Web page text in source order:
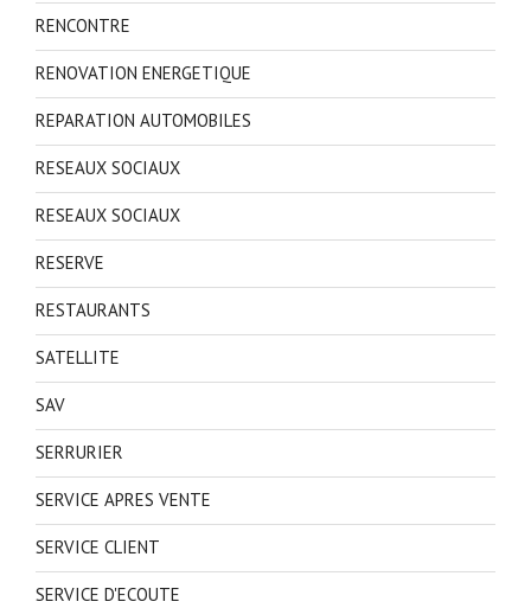
RENCONTRE
RENOVATION ENERGETIQUE
REPARATION AUTOMOBILES
RESEAUX SOCIAUX
RESEAUX SOCIAUX
RESERVE
RESTAURANTS
SATELLITE
SAV
SERRURIER
SERVICE APRES VENTE
SERVICE CLIENT
SERVICE D'ECOUTE